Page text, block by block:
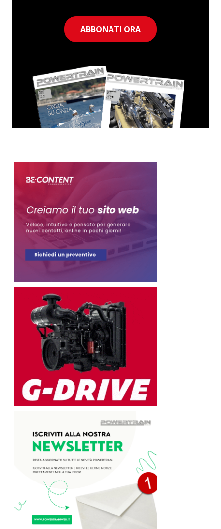
ABBONATI ORA